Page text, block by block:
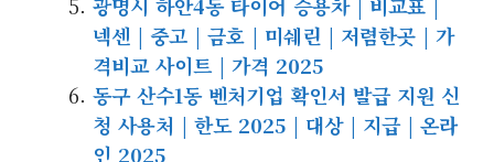
넥센 | 중고 | 금호 | 미쉐린 | 저렴한곳 | 가
격비교 사이트 | 가격 2025
동구 산수1동 벤처기업 확인서 발급 지원 신
청 사용처 | 한도 2025 | 대상 | 지급 | 온라
인 2025